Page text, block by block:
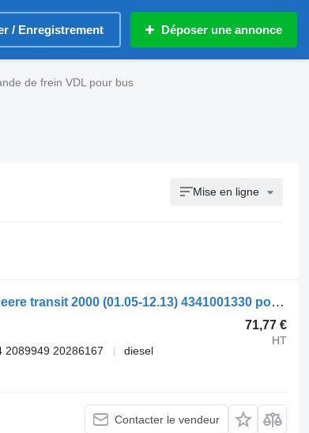
/ Enregistrement Déposer une annonce
de frein VDL pour bus
Mise en ligne
Valve de commande de frein WABCO Jonckheere transit 2000 (01.05-12.13) 4341001330 pour bus VDL Jonckheere Transit 2000 (2005-2013)
71,77 €
HT
2089949 20286167 diesel
Contacter le vendeur